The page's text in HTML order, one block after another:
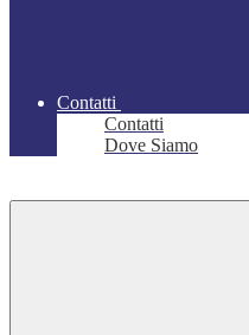
Contatti
Contatti
Dove Siamo